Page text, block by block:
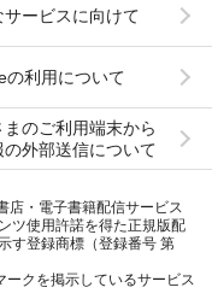
サービスに向けて
の利用について
まのご利用端末から
の外部送信について
店・電子書籍配信サービス
ツ使用許諾を得た正規版配
す登録商標（登録番号 第
ークを掲示しているサービス